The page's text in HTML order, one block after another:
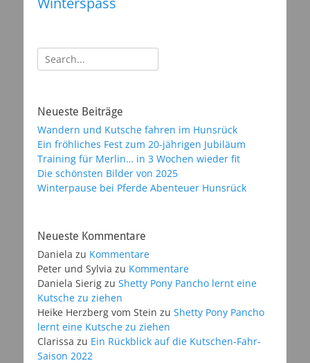
Suchen
nach:
Neueste Beiträge
Wandern und Kutsche fahren im Hunsrück
Ein fröhliches Fest zum 20-jährigen Jubiläum
Training für Merlin… in 3 Wochen wieder fit
Die schönsten Bilder von 2025
Winterpause bei Pferde Abenteuer Hunsrück
Neueste Kommentare
Daniela zu Kommentare
Peter und Sylvia zu Kommentare
Daniela Sierig zu Shetty Pony Pancho lernt eine
Kutsche zu ziehen
Heike Herzberg vom Stein zu Shetty Pony Pancho
lernt eine Kutsche zu ziehen
Clarissa zu Ein Rückblick auf die Kutschen-Fahr-
Saison 2022